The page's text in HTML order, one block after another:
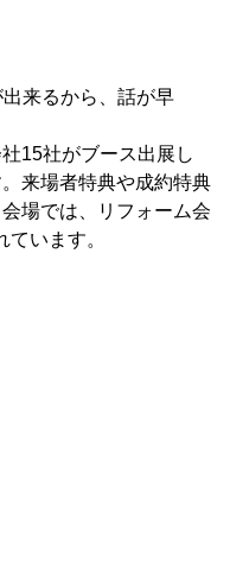
来るから、話が早
15社がブース出展し
来場者特典や成約特典
場では、リフォーム会
います。